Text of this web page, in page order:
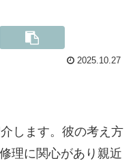
2025.10.27
します。彼の考え方
理に関心があり親近